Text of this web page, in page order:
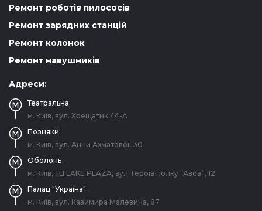
Ремонт роботів пилососів
Ремонт зарядних станцій
Ремонт колонок
Ремонт навушників
Адреси:
Театральна
м. Київ, вул. Хрещатик 44-A
Позняки
м. Київ, вул. Анни Ахматової, 30
Оболонь
м. Київ, ТЦ LAKE PLAZA, вул. Героїв полку “Азов”, 12
Палац "Україна"
м. Київ, вул. Казимира Малевича, 87